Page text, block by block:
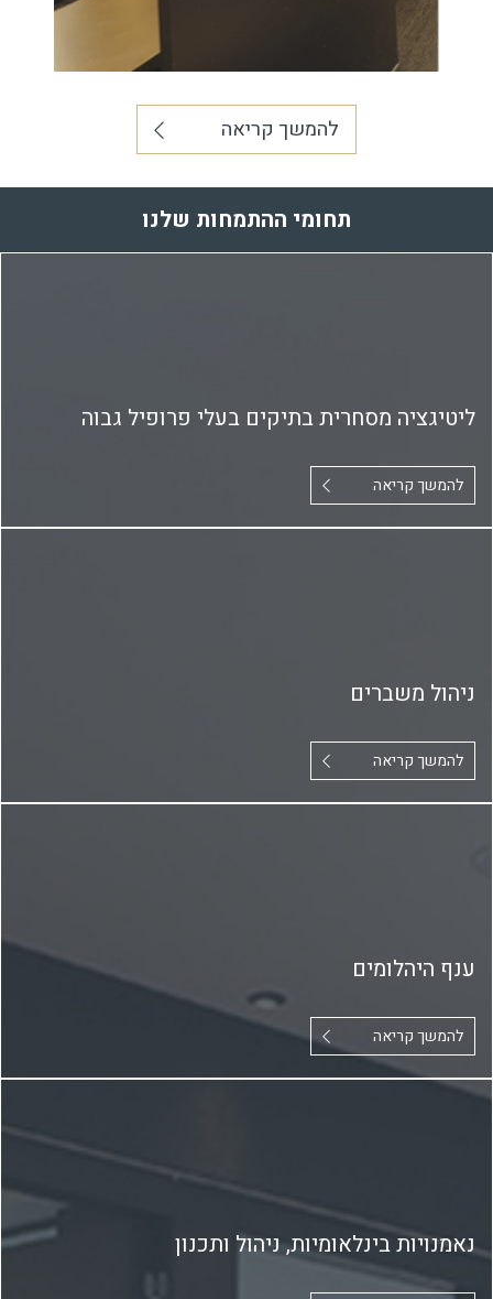
להמשך קריאה
תחומי ההתמחות שלנו
ליטיגציה מסחרית בתיקים בעלי פרופיל גבוה
להמשך קריאה
ניהול משברים
להמשך קריאה
ענף היהלומים
להמשך קריאה
נאמנויות בינלאומיות, ניהול ותכנון